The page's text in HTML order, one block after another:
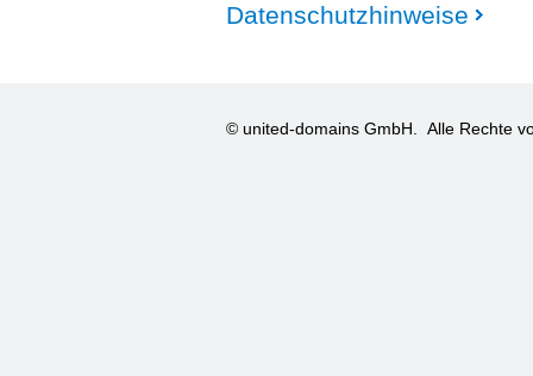
Datenschutzhinweise
© united-domains GmbH. Alle Rechte